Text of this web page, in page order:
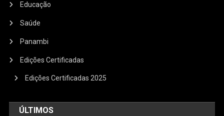
Educação
Saúde
Panambi
Edições Certificadas
Edições Certificadas 2025
ÚLTIMOS